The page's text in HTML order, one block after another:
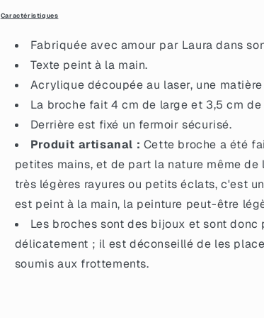
confettis
fuchsia
Caractéristiques
Fabriquée avec amour par Laura dans
Texte peint à la main.
Acrylique découpée au laser, une
La broche fait 4 cm de large et 3,5 cm de
Derrière est fixé un fermoir sécurisé.
Produit artisanal : Cette broche a été
petites mains, et de part la nature même
très légères rayures ou petits éclats, c'est
est peint à la main, la peinture peut-être
Les broches sont des bijoux et sont
délicatement ; il est déconseillé de les
soumis aux frottements.